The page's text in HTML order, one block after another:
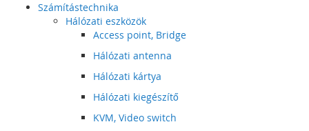
Számítástechnika
Hálózati eszközök
Access point, Bridge
Hálózati antenna
Hálózati kártya
Hálózati kiegészítő
KVM, Video switch